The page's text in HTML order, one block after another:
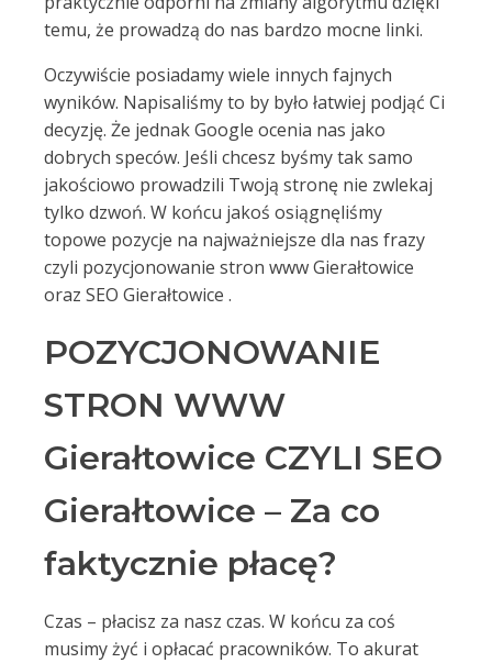
temu, że prowadzą do nas bardzo mocne linki.
Oczywiście posiadamy wiele innych fajnych
wyników. Napisaliśmy to by było łatwiej podjąć Ci
decyzję. Że jednak Google ocenia nas jako
dobrych speców. Jeśli chcesz byśmy tak samo
jakościowo prowadzili Twoją stronę nie zwlekaj
tylko dzwoń. W końcu jakoś osiągnęliśmy
topowe pozycje na najważniejsze dla nas frazy
czyli pozycjonowanie stron www Gierałtowice
oraz SEO Gierałtowice .
POZYCJONOWANIE
STRON WWW
Gierałtowice CZYLI SEO
Gierałtowice – Za co
faktycznie płacę?
Czas – płacisz za nasz czas. W końcu za coś
musimy żyć i opłacać pracowników. To akurat